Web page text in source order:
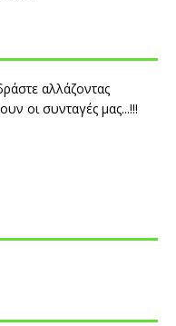
αλλάζοντας
οι συνταγές μας...!!!